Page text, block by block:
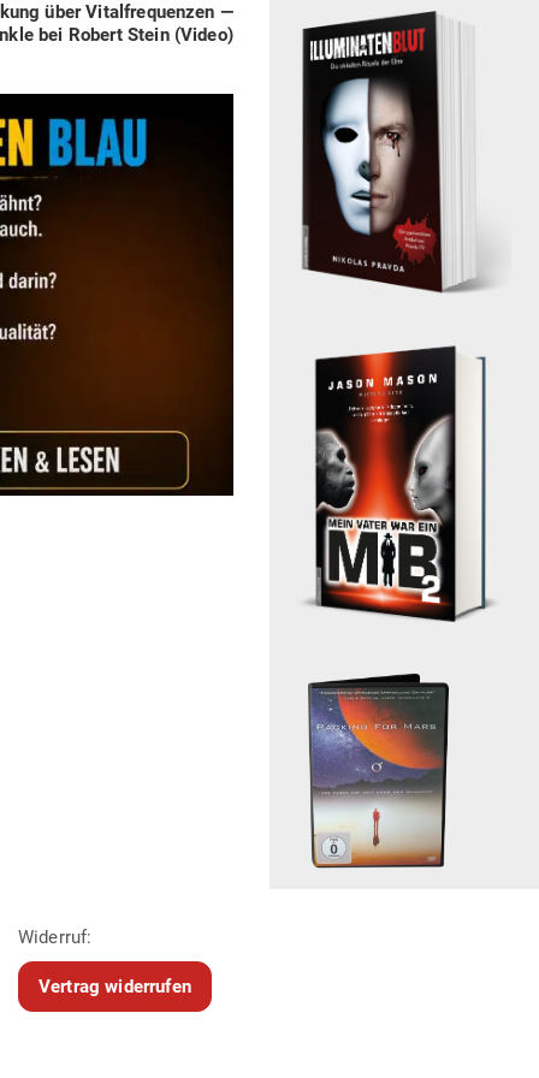
über Vital­fre­quenzen —
bei Robert Stein (Video)
Widerruf:
Vertrag widerrufen